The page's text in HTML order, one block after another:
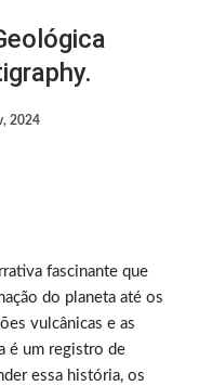
2024
fascinante que
do planeta até os
vulcânicas e as
é um registro de
essa história, os